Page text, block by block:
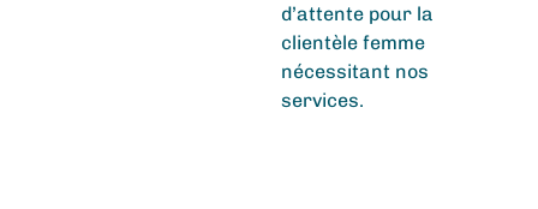
d’attente pour la
clientèle femme
nécessitant nos
services.